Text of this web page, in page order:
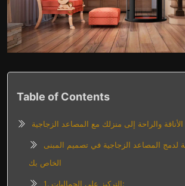
Table of Contents
لدمج المصاعد الزجاجية في تصميم المبنى
الخاص بك
1. التركيز على الجماليات: